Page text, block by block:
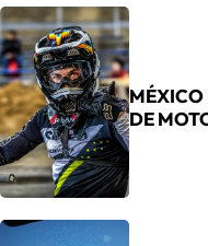
MÉXICO
DE